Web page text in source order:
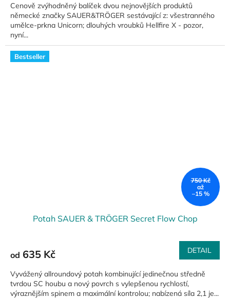
Cenově zvýhodněný balíček dvou nejnovějších produktů
německé značky SAUER&TRÖGER sestávající z: všestranného
umělce-prkna Unicorn; dlouhých vroubků Hellfire X - pozor,
nyní...
Bestseller
750 Kč
až
–15 %
Potah SAUER & TRÖGER Secret Flow Chop
od 635 Kč DETAIL
Vyvážený allroundový potah kombinující jedinečnou středně
tvrdou SC houbu a nový povrch s vylepšenou rychlostí,
výraznějším spinem a maximální kontrolou; nabízená síla 2,1 je...